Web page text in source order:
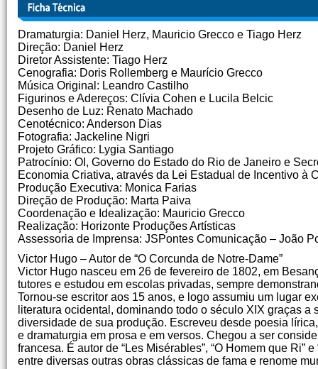
Dramaturgia: Daniel Herz, Mauricio Grecco e Tiago Herz
Direção: Daniel Herz
Diretor Assistente: Tiago Herz
Cenografia: Doris Rollemberg e Maurício Grecco
Música Original: Leandro Castilho
Figurinos e Adereços: Clívia Cohen e Lucila Belcic
Desenho de Luz: Renato Machado
Cenotécnico: Anderson Dias
Fotografia: Jackeline Nigri
Projeto Gráfico: Lygia Santiago
Patrocínio: OI, Governo do Estado do Rio de Janeiro e
Economia Criativa, através da Lei Estadual de Incentivo à
Produção Executiva: Monica Farias
Direção de Produção: Marta Paiva
Coordenação e Idealização: Mauricio Grecco
Realização: Horizonte Produções Artísticas
Assessoria de Imprensa: JSPontes Comunicação – João
Victor Hugo – Autor de “O Corcunda de Notre-Dame”
Victor Hugo nasceu em 26 de fevereiro de 1802, em
tutores e estudou em escolas privadas, sempre
Tornou-se escritor aos 15 anos, e logo assumiu um lugar
literatura ocidental, dominando todo o século XIX graças a
diversidade de sua produção. Escreveu desde poesia
e dramaturgia em prosa e em versos. Chegou a ser
francesa. É autor de “Les Misérables”, “O Homem que Ri”
entre diversas outras obras clássicas de fama e renome